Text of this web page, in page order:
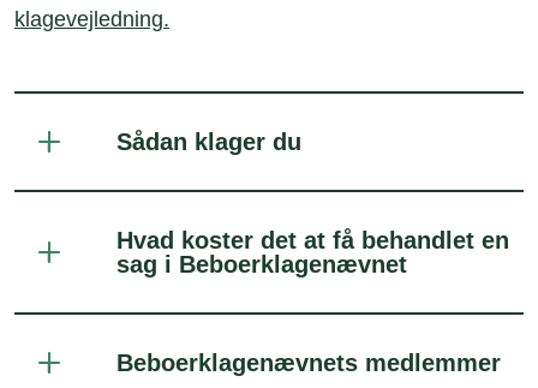
klagevejledning.
Sådan klager du
Hvad koster det at få behandlet en
sag i Beboerklagenævnet
Beboerklagenævnets medlemmer